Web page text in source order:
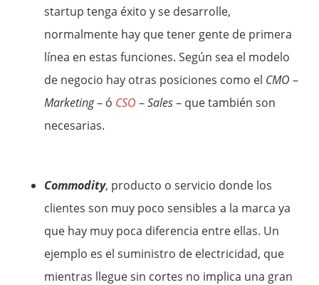
startup tenga éxito y se desarrolle,
normalmente hay que tener gente de primera
línea en estas funciones. Según sea el modelo
de negocio hay otras posiciones como el CMO –
Marketing– ó CSO –Sales– que también son
necesarias.
Commodity, producto o servicio donde los
clientes son muy poco sensibles a la marca ya
que hay muy poca diferencia entre ellas. Un
ejemplo es el suministro de electricidad, que
mientras llegue sin cortes no implica una gran